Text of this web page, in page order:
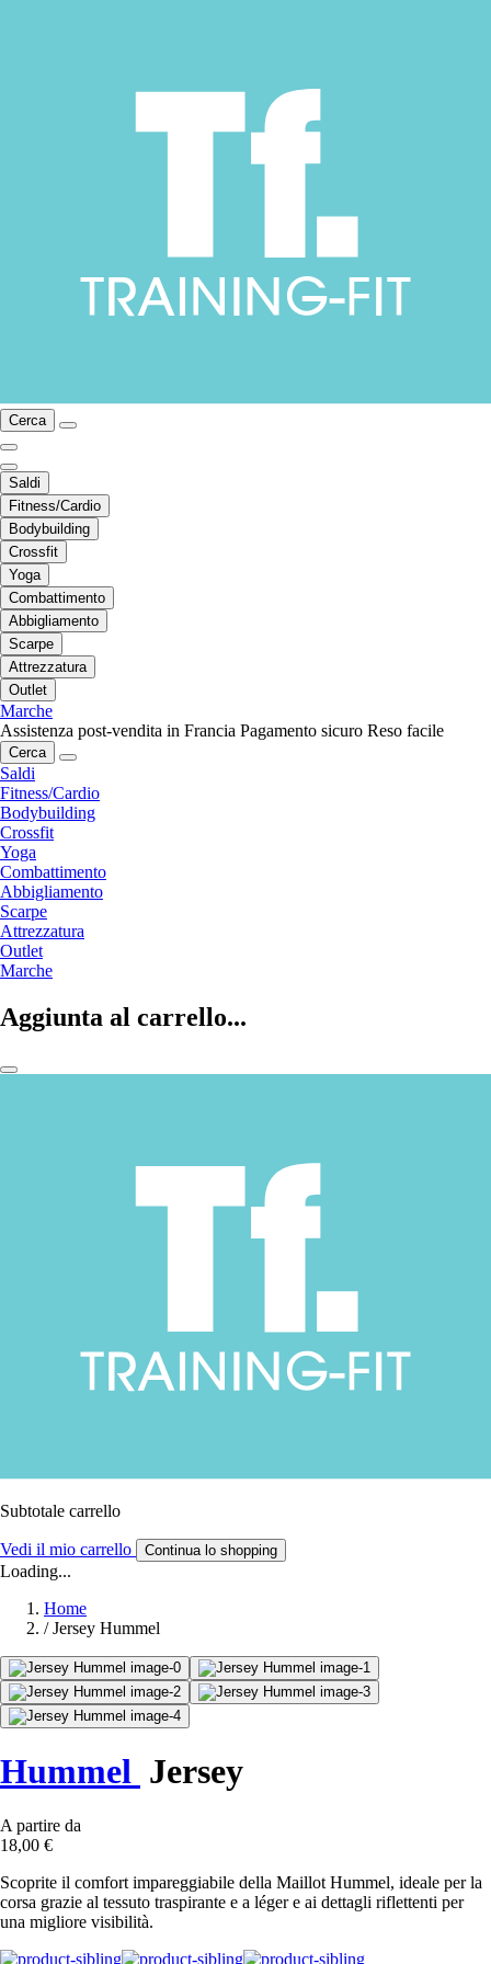
Cerca
Saldi
Fitness/Cardio
Bodybuilding
Crossfit
Yoga
Combattimento
Abbigliamento
Scarpe
Attrezzatura
Outlet
Marche
Assistenza post-vendita in Francia Pagamento sicuro Reso facile
Cerca
Saldi
Fitness/Cardio
Bodybuilding
Crossfit
Yoga
Combattimento
Abbigliamento
Scarpe
Attrezzatura
Outlet
Marche
Aggiunta al carrello...
Subtotale carrello
Vedi il mio carrello Continua lo shopping
Loading...
Home
/ Jersey Hummel
Hummel Jersey
A partire da
18,00 €
Scoprite il comfort impareggiabile della Maillot Hummel, ideale per la
corsa grazie al tessuto traspirante e a léger e ai dettagli riflettenti per
una migliore visibilità.